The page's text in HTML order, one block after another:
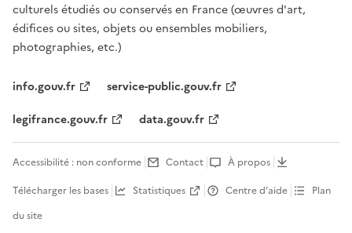
culturels étudiés ou conservés en France (œuvres d'art,
édifices ou sites, objets ou ensembles mobiliers,
photographies, etc.)
info.gouv.fr
service-public.gouv.fr
legifrance.gouv.fr
data.gouv.fr
Accessibilité : non conforme Contact
À propos
Télécharger les bases
Statistiques Centre d’aide
Plan
du site